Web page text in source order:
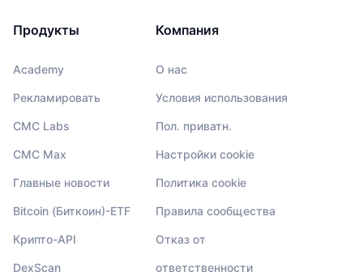
Продукты
Academy
Рекламировать
CMC Labs
CMC Max
Главные новости
Bitcoin (Биткоин)-ETF
Крипто-API
DexScan
Компания
О нас
Условия использования
Пол. приватн.
Настройки cookie
Политика cookie
Правила сообщества
Отказ от
ответственности